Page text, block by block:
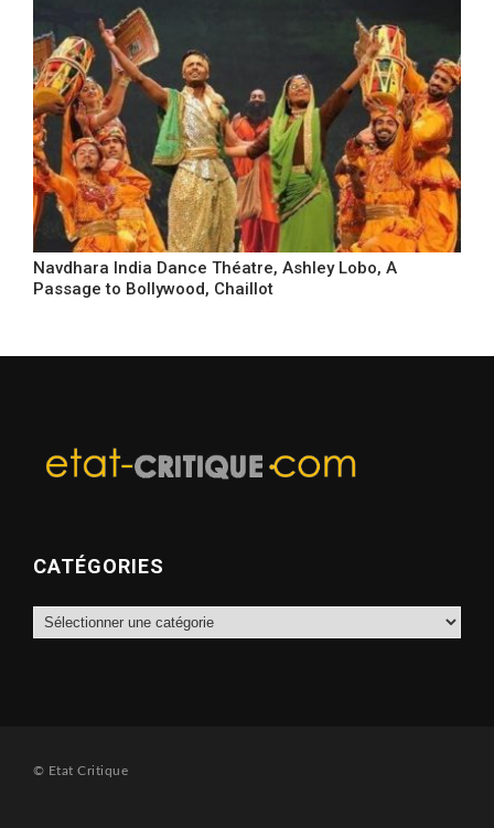
Navdhara India Dance Théatre, Ashley Lobo, A
Passage to Bollywood, Chaillot
CATÉGORIES
Catégories
© Etat Critique